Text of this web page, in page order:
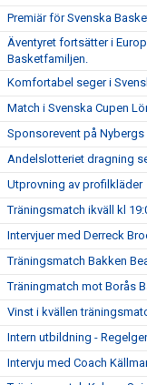
Premiär för Svenska
Äventyret fortsätter i
Basketfamiljen.
Komfortabel seger i
Match i Svenska Cupen
Sponsorevent på
Andelslotteriet dragning
Utprovning av profilkläder
Träningsmatch ikväll kl
Intervjuer med Derreck
Träningsmatch Bakken
Träningmatch mot Borås
Vinst i kvällen
Intern utbildning -
Intervju med Coach